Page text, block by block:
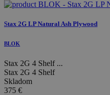
Stax 2G LP Natural Ash Plywood
BLOK
Stax 2G 4 Shelf ...
Stax 2G 4 Shelf
Skladom
375 €